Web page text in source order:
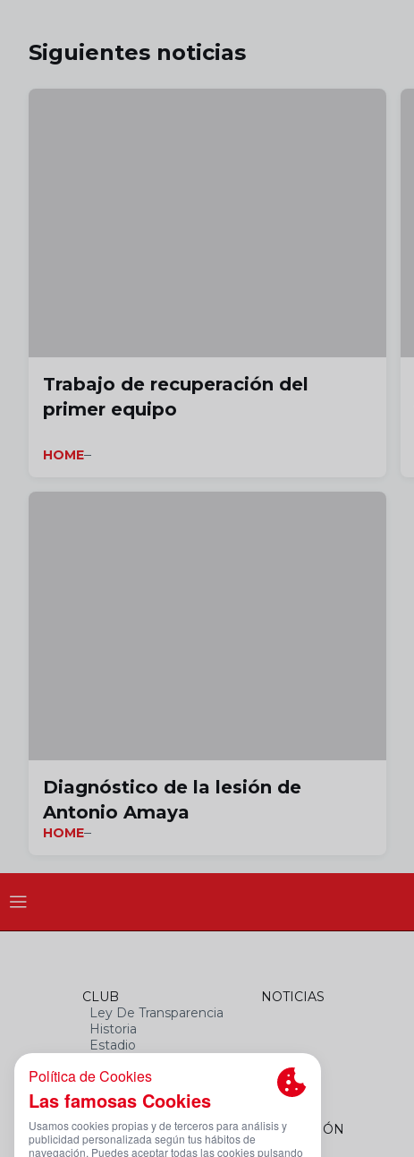
Siguientes noticias
Trabajo de recuperación del
primer equipo
HOME
Diagnóstico de la lesión de
Antonio Amaya
HOME
CLUB
Ley De Transparencia
Historia
Estadio
Datos Del Club
NOTICIAS
FEMENINO
Plantilla
FUNDACIÓN